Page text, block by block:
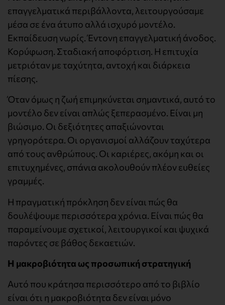
επαγγελματικά περιβάλλοντα, λειτουργούσαμε
μέσα σε ένα άτυπο αλλά ισχυρό μοντέλο.
Εκπαίδευση νωρίς. Έντονη επαγγελματική άνοδος.
Κορύφωση. Σταδιακή αποφόρτιση. Η επιτυχία
μετριόταν με ταχύτητα, αντοχή και διάρκεια
πίεσης.
Όταν όμως η ζωή επιμηκύνεται σημαντικά, αυτό το
μοντέλο δεν είναι απλώς ξεπερασμένο. Είναι μη
βιώσιμο. Οι δεξιότητες απαξιώνονται
γρηγορότερα. Οι οργανισμοί αλλάζουν ταχύτερα
από τους ανθρώπους. Οι καριέρες, ακόμη και οι
επιτυχημένες, σπάνια ακολουθούν πλέον ευθείες
γραμμές.
Η πραγματική πρόκληση δεν είναι πώς θα
δουλέψουμε περισσότερα χρόνια. Είναι πώς θα
παραμείνουμε σχετικοί, λειτουργικοί και ψυχικά
παρόντες σε βάθος δεκαετιών.
Η μακροβιότητα ως προσωπική στρατηγική
Αυτό που κράτησα περισσότερο από το βιβλίο
είναι ότι η μακροβιότητα δεν είναι μόνο